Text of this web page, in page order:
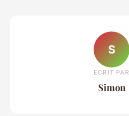
S
ECRIT PAR
Simon